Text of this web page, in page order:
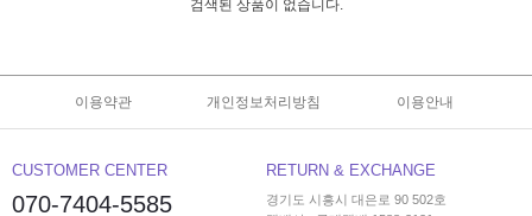
검색된 상품이 없습니다.
이용약관 개인정보처리방침 이용안내
CUSTOMER CENTER
070-7404-5585
RETURN & EXCHANGE
경기도 시흥시 대은로 90 502호